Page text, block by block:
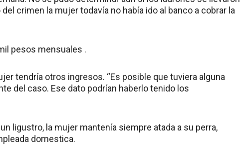
crimen la mujer todavía no había ido al banco a cobrar la
pesos mensuales .
tendría otros ingresos. “Es posible que tuviera alguna
del caso. Ese dato podrían haberlo tenido los
ligustro, la mujer mantenía siempre atada a su perra,
domestica.